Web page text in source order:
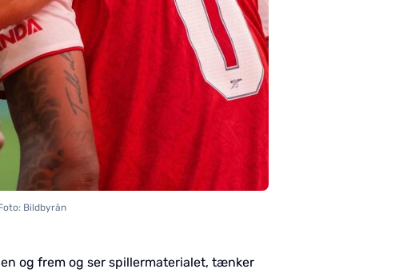
Bildbyrån
og frem og ser spillermaterialet, tænker